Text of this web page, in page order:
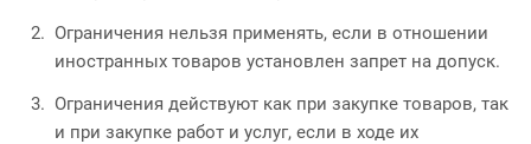
Ограничения нельзя применять, если в отношении
иностранных товаров установлен запрет на допуск.
Ограничения действуют как при закупке товаров, так
и при закупке работ и услуг, если в ходе их